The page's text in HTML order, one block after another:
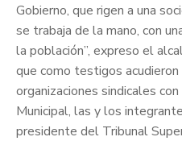
Gobierno, que rigen a una
se trabaja de la mano, con
la población”, expreso el
que como testigos
organizaciones sindicales
Municipal, las y los
presidente del Tribunal